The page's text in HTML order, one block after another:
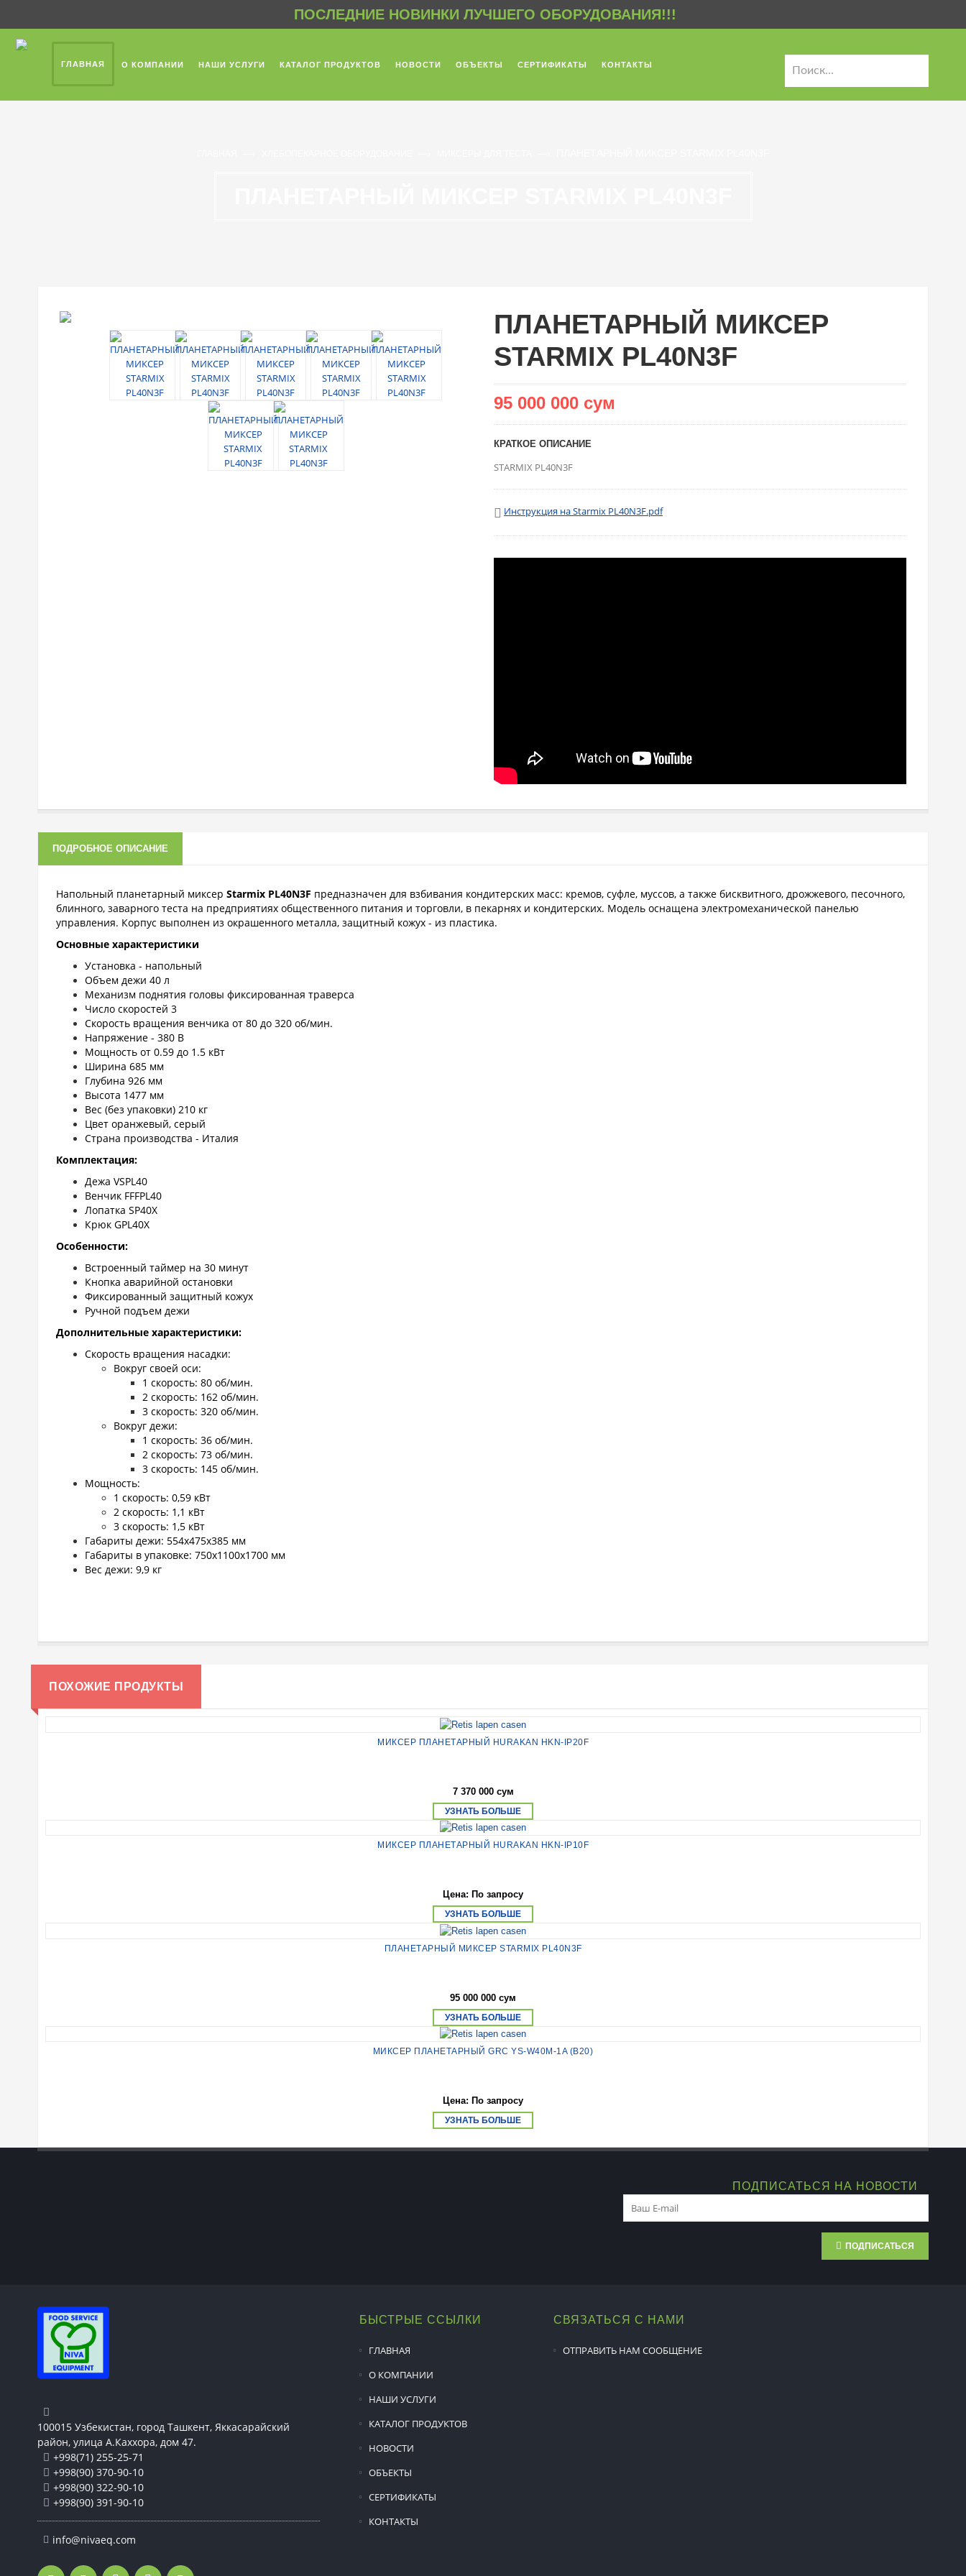
ПОСЛЕДНИЕ НОВИНКИ ЛУЧШЕГО ОБОРУДОВАНИЯ!!!
ГЛАВНАЯ О КОМПАНИИ НАШИ УСЛУГИ КАТАЛОГ ПРОДУКТОВ НОВОСТИ ОБЪЕКТЫ СЕРТИФИКАТЫ КОНТАКТЫ
ПЛАНЕТАРНЫЙ МИКСЕР
STARMIX PL40N3F
95 000 000 сум
КРАТКОЕ ОПИСАНИЕ
STARMIX PL40N3F
Инструкция на Starmix PL40N3F.pdf
ПОДРОБНОЕ ОПИСАНИЕ
Напольный планетарный миксер Starmix PL40N3F предназначен для взбивания кондитерских масс: кремов, суфле, муссов, а также бисквитного, дрожжевого, песочного,
блинного, заварного теста на предприятиях общественного питания и торговли, в пекарнях и кондитерских. Модель оснащена электромеханической панелью
управления. Корпус выполнен из окрашенного металла, защитный кожух - из пластика.
Основные характеристики
Установка - напольный
Объем дежи 40 л
Механизм поднятия головы фиксированная траверса
Число скоростей 3
Скорость вращения венчика от 80 до 320 об/мин.
Напряжение - 380 В
Мощность от 0.59 до 1.5 кВт
Ширина 685 мм
Глубина 926 мм
Высота 1477 мм
Вес (без упаковки) 210 кг
Цвет оранжевый, серый
Страна производства - Италия
Комплектация:
Дежа VSPL40
Венчик FFFPL40
Лопатка SP40X
Крюк GPL40X
Особенности:
Встроенный таймер на 30 минут
Кнопка аварийной остановки
Фиксированный защитный кожух
Ручной подъем дежи
Дополнительные характеристики:
Скорость вращения насадки:
Вокруг своей оси:
1 скорость: 80 об/мин.
2 скорость: 162 об/мин.
3 скорость: 320 об/мин.
Вокруг дежи:
1 скорость: 36 об/мин.
2 скорость: 73 об/мин.
3 скорость: 145 об/мин.
Мощность:
1 скорость: 0,59 кВт
2 скорость: 1,1 кВт
3 скорость: 1,5 кВт
Габариты дежи: 554х475х385 мм
Габариты в упаковке: 750х1100х1700 мм
Вес дежи: 9,9 кг
ПОХОЖИЕ ПРОДУКТЫ
МИКСЕР ПЛАНЕТАРНЫЙ HURAKAN HKN-IP20F
7 370 000 сум
УЗНАТЬ БОЛЬШЕ
МИКСЕР ПЛАНЕТАРНЫЙ HURAKAN HKN-IP10F
Цена: По запросу
УЗНАТЬ БОЛЬШЕ
ПЛАНЕТАРНЫЙ МИКСЕР STARMIX PL40N3F
95 000 000 сум
УЗНАТЬ БОЛЬШЕ
МИКСЕР ПЛАНЕТАРНЫЙ GRC YS-W40M-1A (B20)
Цена: По запросу
УЗНАТЬ БОЛЬШЕ
ПОДПИСАТЬСЯ НА НОВОСТИ
ПОДПИСАТЬСЯ
100015 Узбекистан, город Ташкент, Яккасарайский
район, улица А.Каххора, дом 47.
+998(71) 255-25-71
+998(90) 370-90-10
+998(90) 322-90-10
+998(90) 391-90-10
info@nivaeq.com
БЫСТРЫЕ ССЫЛКИ
ГЛАВНАЯ
О КОМПАНИИ
НАШИ УСЛУГИ
КАТАЛОГ ПРОДУКТОВ
НОВОСТИ
ОБЪЕКТЫ
СЕРТИФИКАТЫ
КОНТАКТЫ
СВЯЗАТЬСЯ С НАМИ
ОТПРАВИТЬ НАМ СООБЩЕНИЕ